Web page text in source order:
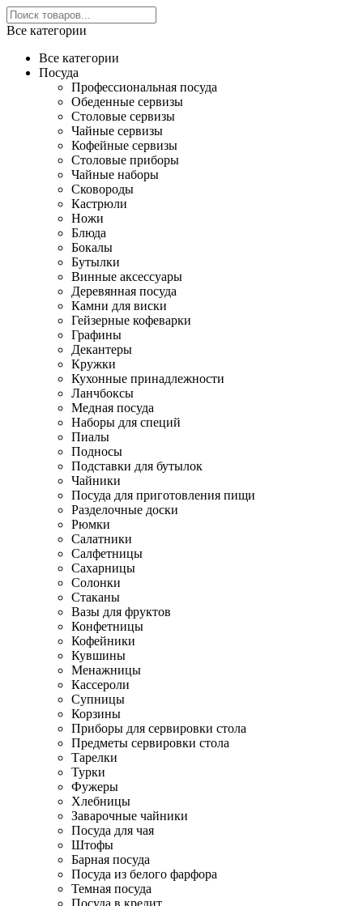
Все категории
Все категории
Посуда
Профессиональная посуда
Обеденные сервизы
Столовые сервизы
Чайные сервизы
Кофейные сервизы
Столовые приборы
Чайные наборы
Сковороды
Кастрюли
Ножи
Блюда
Бокалы
Бутылки
Винные аксессуары
Деревянная посуда
Камни для виски
Гейзерные кофеварки
Графины
Декантеры
Кружки
Кухонные принадлежности
Ланчбоксы
Медная посуда
Наборы для специй
Пиалы
Подносы
Подставки для бутылок
Чайники
Посуда для приготовления пищи
Разделочные доски
Рюмки
Салатники
Салфетницы
Сахарницы
Солонки
Стаканы
Вазы для фруктов
Конфетницы
Кофейники
Кувшины
Менажницы
Кассероли
Супницы
Корзины
Приборы для сервировки стола
Предметы сервировки стола
Тарелки
Турки
Фужеры
Хлебницы
Заварочные чайники
Посуда для чая
Штофы
Барная посуда
Посуда из белого фарфора
Темная посуда
Посуда в кредит